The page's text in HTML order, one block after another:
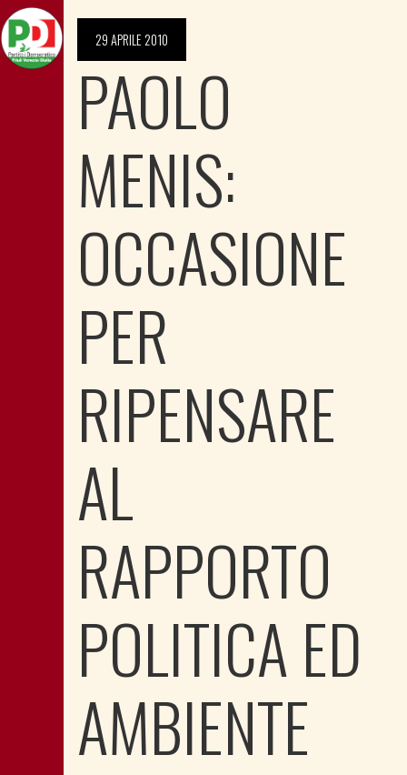
29 APRILE 2010
PAOLO
MENIS:
OCCASIONE
PER
RIPENSARE
AL
RAPPORTO
POLITICA ED
AMBIENTE